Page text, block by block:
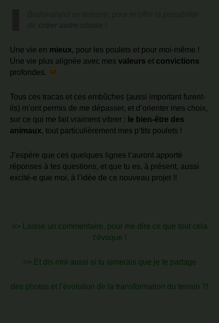
Une vie en mieux, pour les poulets et pour moi-même !
Une vie plus alignée avec mes valeurs et convictions
profondes.
Tous ces tracas et ces embûches (aussi important furent-
ils) m’ont permis de me dépasser, et d’orienter mes choix,
sur ce qui me fait vraiment vibrer : le bien-être des
animaux, tout particulièrement mes p’tits poulets !
J’espère que ces quelques lignes t’auront apporté
réponses à tes questions, et que tu es, à présent, aussi
excité-e que moi, à l’idée de ce nouveau projet !!
=> Laisse un commentaire, pour me dire ce que tout cela
t’évoque !
=> Et dis moi aussi si tu aimerais que je te partage
des photos et l’évolution de la transformation du terrain ?!